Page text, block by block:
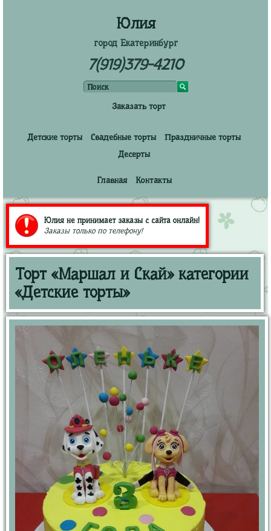
Юлия
город Екатеринбург
7(919)379-4210
Заказать торт
Детские торты Свадебные торты
Праздничные торты
Десерты
Главная Контакты
Юлия не принимает заказы с сайта онлайн!
Заказы только по телефону!
Торт «Маршал и Скай» категории
«Детские торты»